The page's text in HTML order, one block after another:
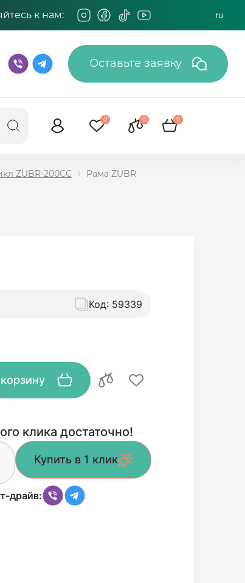
к нам: ru
Оставьте заявку
0 0 0
ZUBR-200CC Рама ZUBR
Код: 59339
клика достаточно!
Купить в 1 клик
драйв: